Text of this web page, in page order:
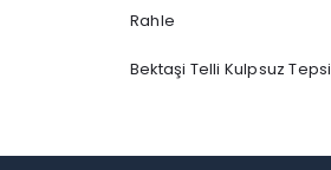
Rahle
Bektaşi Telli Kulpsuz Tepsi